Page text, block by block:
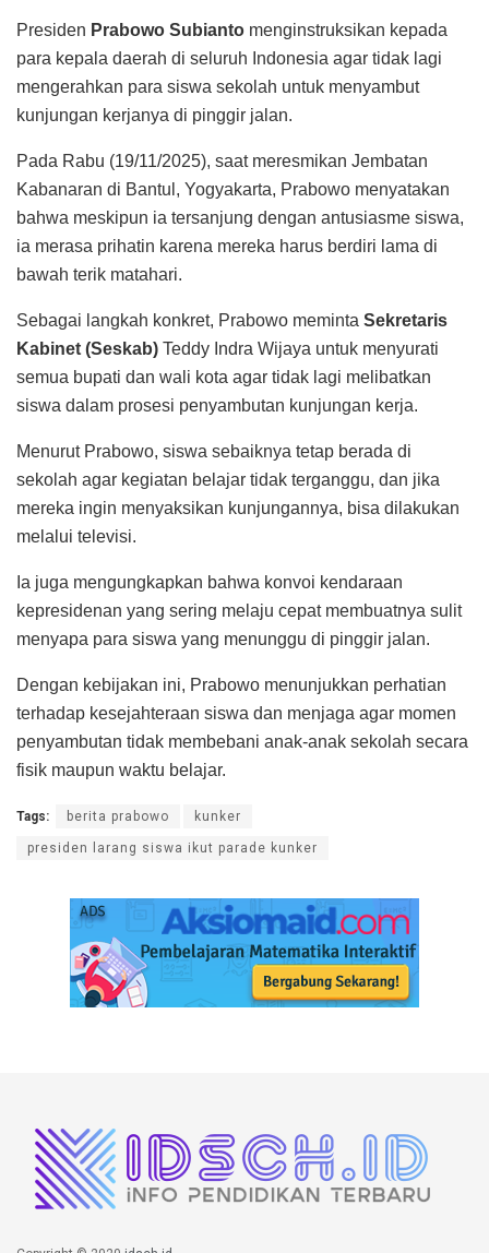
Presiden Prabowo Subianto menginstruksikan kepada
para kepala daerah di seluruh Indonesia agar tidak lagi
mengerahkan para siswa sekolah untuk menyambut
kunjungan kerjanya di pinggir jalan.
Pada Rabu (19/11/2025), saat meresmikan Jembatan
Kabanaran di Bantul, Yogyakarta, Prabowo menyatakan
bahwa meskipun ia tersanjung dengan antusiasme siswa,
ia merasa prihatin karena mereka harus berdiri lama di
bawah terik matahari.
Sebagai langkah konkret, Prabowo meminta Sekretaris
Kabinet (Seskab) Teddy Indra Wijaya untuk menyurati
semua bupati dan wali kota agar tidak lagi melibatkan
siswa dalam prosesi penyambutan kunjungan kerja.
Menurut Prabowo, siswa sebaiknya tetap berada di
sekolah agar kegiatan belajar tidak terganggu, dan jika
mereka ingin menyaksikan kunjungannya, bisa dilakukan
melalui televisi.
Ia juga mengungkapkan bahwa konvoi kendaraan
kepresidenan yang sering melaju cepat membuatnya sulit
menyapa para siswa yang menunggu di pinggir jalan.
Dengan kebijakan ini, Prabowo menunjukkan perhatian
terhadap kesejahteraan siswa dan menjaga agar momen
penyambutan tidak membebani anak-anak sekolah secara
fisik maupun waktu belajar.
Tags: berita prabowo kunker
presiden larang siswa ikut parade kunker